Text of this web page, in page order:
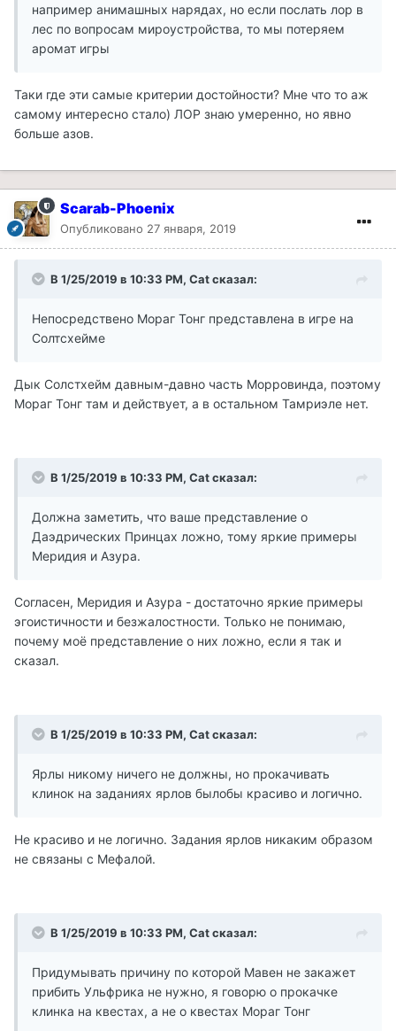
например анимашных нарядах, но если послать лор в
лес по вопросам мироустройства, то мы потеряем
аромат игры
Таки где эти самые критерии достойности? Мне что то аж
самому интересно стало) ЛОР знаю умеренно, но явно
больше азов.
Scarab-Phoenix
Опубликовано 27 января, 2019
В 1/25/2019 в 10:33 PM, Cat сказал:
Непосредствено Мораг Тонг представлена в игре на
Солтсхейме
Дык Солстхейм давным-давно часть Морровинда, поэтому
Мораг Тонг там и действует, а в остальном Тамриэле нет.
В 1/25/2019 в 10:33 PM, Cat сказал:
Должна заметить, что ваше представление о
Даэдрических Принцах ложно, тому яркие примеры
Меридия и Азура.
Согласен, Меридия и Азура - достаточно яркие примеры
эгоистичности и безжалостности. Только не понимаю,
почему моё представление о них ложно, если я так и
сказал.
В 1/25/2019 в 10:33 PM, Cat сказал:
Ярлы никому ничего не должны, но прокачивать
клинок на заданиях ярлов былобы красиво и логично.
Не красиво и не логично. Задания ярлов никаким образом
не связаны с Мефалой.
В 1/25/2019 в 10:33 PM, Cat сказал:
Придумывать причину по которой Мавен не закажет
прибить Ульфрика не нужно, я говорю о прокачке
клинка на квестах, а не о квестах Мораг Тонг